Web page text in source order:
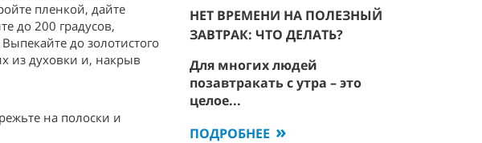
пленкой, дайте
до 200 градусов,
до золотистого
из духовки и, накрыв
на полоски и
НЕТ ВРЕМЕНИ НА ПОЛЕЗНЫЙ
ЗАВТРАК: ЧТО ДЕЛАТЬ?
Для многих людей
позавтракать с утра – это
целое...
ПОДРОБНЕЕ